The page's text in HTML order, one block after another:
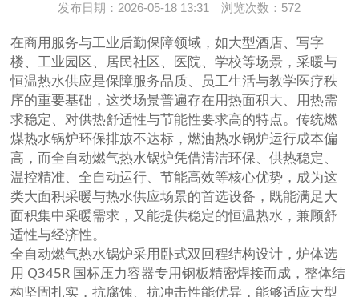
发布日期：2026-05-18 13:31 浏览次数： 572
在商用服务与工业后勤保障领域，如大型酒店、写字
楼、工业园区、居民社区、医院、学校等场景，采暖与
恒温热水供应是保障服务品质、员工生活与教学医疗秩
序的重要基础，这类场景普遍存在用热面积大、用热需
求稳定、对供热舒适性与节能性要求高的特点。传统燃
煤热水锅炉环保排放不达标，燃油热水锅炉运行成本偏
高，而全自动燃气热水锅炉凭借清洁环保、供热稳定、
温控精准、全自动运行、节能高效等核心优势，成为这
类大面积采暖与热水供应场景的首选设备，既能满足大
面积集中采暖需求，又能提供稳定的恒温热水，兼顾舒
适性与经济性。
全自动燃气热水锅炉采用卧式双回程结构设计，炉体选
用 Q345R 国标压力容器专用钢板精密焊接而成，整体结
构坚固扎实，抗腐蚀、抗冲击性能优异，能够适应大型